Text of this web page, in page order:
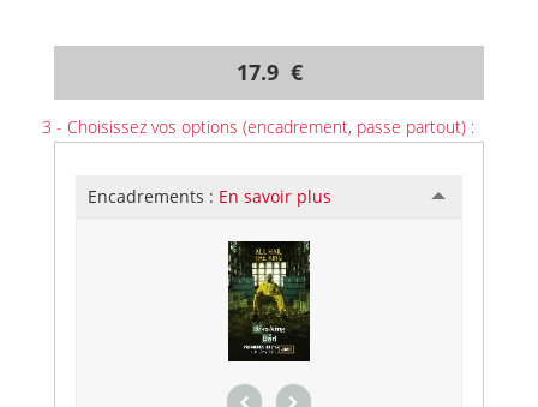
17.9 €
3 - Choisissez vos options (encadrement, passe partout) :
Encadrements : En savoir plus